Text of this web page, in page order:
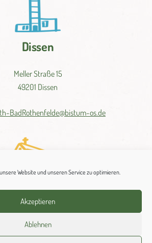
Website und unseren Service zu optimieren.
Akzeptieren
Ablehnen
Dissen
Meller Straße 15
49201 Dissen
BadRothenfelde@bistum-os.de
Hilter